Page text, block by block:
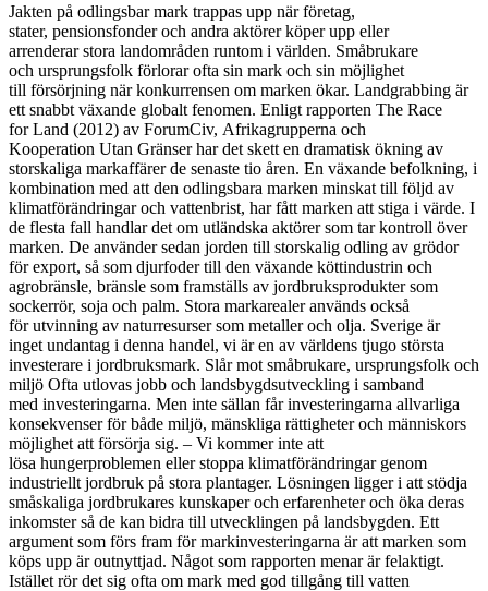
Jakten på odlingsbar mark trappas upp när företag,
stater, pensionsfonder och andra aktörer köper upp eller
arrenderar stora landområden runtom i världen. Småbrukare
och ursprungsfolk förlorar ofta sin mark och sin möjlighet
till försörjning när konkurrensen om marken ökar. Landgrabbing är
ett snabbt växande globalt fenomen. Enligt rapporten The Race
for Land (2012) av ForumCiv, Afrikagrupperna och
Kooperation Utan Gränser har det skett en dramatisk ökning av
storskaliga markaffärer de senaste tio åren. En växande befolkning, i
kombination med att den odlingsbara marken minskat till följd av
klimatförändringar och vattenbrist, har fått marken att stiga i värde. I
de flesta fall handlar det om utländska aktörer som tar kontroll över
marken. De använder sedan jorden till storskalig odling av grödor
för export, så som djurfoder till den växande köttindustrin och
agrobränsle, bränsle som framställs av jordbruksprodukter som
sockerrör, soja och palm. Stora markarealer används också
för utvinning av naturresurser som metaller och olja. Sverige är
inget undantag i denna handel, vi är en av världens tjugo största
investerare i jordbruksmark. Slår mot småbrukare, ursprungsfolk och
miljö Ofta utlovas jobb och landsbygdsutveckling i samband
med investeringarna. Men inte sällan får investeringarna allvarliga
konsekvenser för både miljö, mänskliga rättigheter och människors
möjlighet att försörja sig. – Vi kommer inte att
lösa hungerproblemen eller stoppa klimatförändringar genom
industriellt jordbruk på stora plantager. Lösningen ligger i att stödja
småskaliga jordbrukares kunskaper och erfarenheter och öka deras
inkomster så de kan bidra till utvecklingen på landsbygden. Ett
argument som förs fram för markinvesteringarna är att marken som
köps upp är outnyttjad. Något som rapporten menar är felaktigt.
Istället rör det sig ofta om mark med god tillgång till vatten